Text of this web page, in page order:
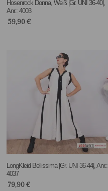
Hosenrock Donna, Weiß |Gr. UNI 36-40|,
Anr.: 4003
59,90€
LongKleid Bellissima |Gr. UNI 36-44|, Anr.:
4037
79,90€